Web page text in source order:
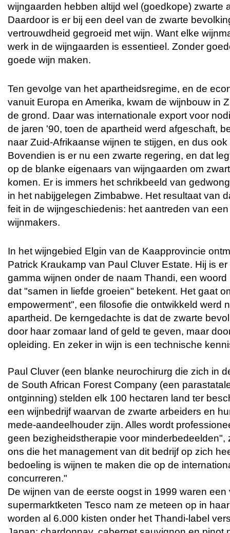
wijngaarden hebben altijd wel (goedkope) zwarte
Daardoor is er bij een deel van de zwarte
vertrouwdheid gegroeid met wijn. Want elke
werk in de wijngaarden is essentieel. Zonder
goede wijn maken.
Ten gevolge van het apartheidsregime, en de
vanuit Europa en Amerika, kwam de wijnbouw in
de grond. Daar was internationale export voor
de jaren '90, toen de apartheid werd afgeschaft,
naar Zuid-Afrikaanse wijnen te stijgen, en dus
Bovendien is er nu een zwarte regering, en dat
op de blanke eigenaars van wijngaarden om
komen. Er is immers het schrikbeeld van
in het nabijgelegen Zimbabwe. Het resultaat van
feit in de wijngeschiedenis: het aantreden van
wijnmakers.
In het wijngebied Elgin van de Kaapprovincie
Patrick Kraukamp van Paul Cluver Estate. Hij is
gamma wijnen onder de naam Thandi, een
dat "samen in liefde groeien" betekent. Het gaat
empowerment", een filosofie die ontwikkeld werd
apartheid. De kerngedachte is dat de zwarte
door haar zomaar land of geld te geven, maar
opleiding. En zeker in wijn is een technische
Paul Cluver (een blanke neurochirurg die zich in
de South African Forest Company (een
ontginning) stelden elk 100 hectaren land ter
een wijnbedrijf waarvan de zwarte arbeiders en
mede-aandeelhouder zijn. Alles wordt
geen bezigheidstherapie voor minderbedeelden",
ons die het management van dit bedrijf op zich
bedoeling is wijnen te maken die op de
concurreren."
De wijnen van de eerste oogst in 1999 waren een
supermarktketen Tesco nam ze meteen op in
worden al 6.000 kisten onder het Thandi-label